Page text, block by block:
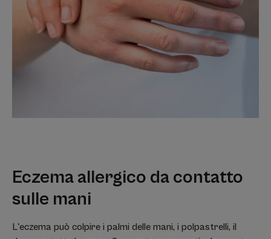
Eczema allergico da contatto
sulle mani
L'eczema può colpire i palmi delle mani, i polpastrelli, il